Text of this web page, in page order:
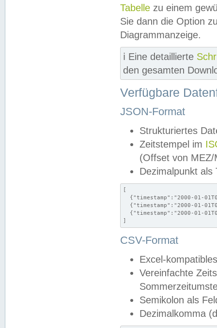
Tabelle zu einem
Sie dann die Option
Diagrammanzeige.
ℹ️ Eine detaillierte
den gesamten
Verfügbare
JSON-Format
Strukturiertes
Zeitstempel im
(Offset von MEZ/
Dezimalpunkt als
[
{"timestamp":"2000-01-
{"timestamp":"2000-01-
{"timestamp":"2000-01-
]
CSV-Format
Excel-
Vereinfachte
Semikolon als
Dezimalkomma